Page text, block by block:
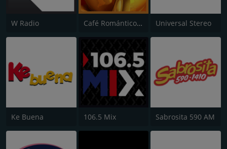
W Radio Café Romántico Radio Universal Stereo
Ke Buena 106.5 Mix Sabrosita 590 AM